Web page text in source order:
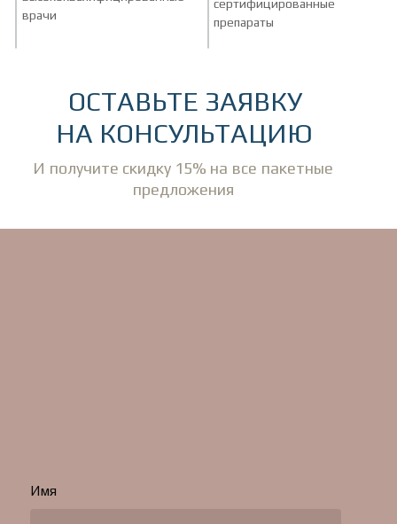
сертифицированные
препараты
врачи
Имя
И получите скидку 15% на все пакетные
предложения
ОСТАВЬТЕ ЗАЯВКУ
НА КОНСУЛЬТАЦИЮ